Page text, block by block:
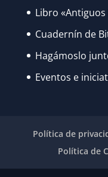
Libro
Cuadernín de
Hagámoslo
Eventos e
Política de
Política de